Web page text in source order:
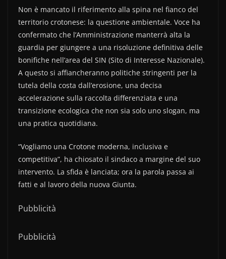
Non è mancato il riferimento alla spina nel fianco del
territorio crotonese: la questione ambientale. Voce ha
confermato che l’Amministrazione manterrà alta la
guardia per giungere a una risoluzione definitiva delle
bonifiche nell’area del SIN (Sito di Interesse Nazionale).
A questo si affiancheranno politiche stringenti per la
tutela della costa dall’erosione, una decisa
accelerazione sulla raccolta differenziata e una
transizione ecologica che non sia solo uno slogan, ma
una pratica quotidiana.
“Vogliamo una Crotone moderna, inclusiva e
competitiva”, ha chiosato il sindaco a margine del suo
intervento. La sfida è lanciata; ora la parola passa ai
fatti e al lavoro della nuova Giunta.
Pubblicità
Pubblicità